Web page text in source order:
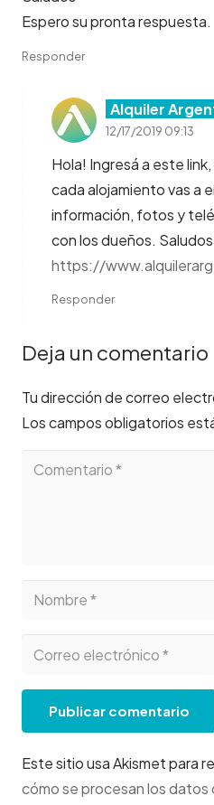
Espero su pronta respuesta.
Responder
Alquiler
12/17/2019 09:13
Hola! Ingresá a este
cada alojamiento vas a
información, fotos y
con los dueños.
https://
Responder
Deja un comentario
Tu dirección de correo
Los campos obligatorios
Publicar comentario
Este sitio usa Akismet para
cómo se procesan los